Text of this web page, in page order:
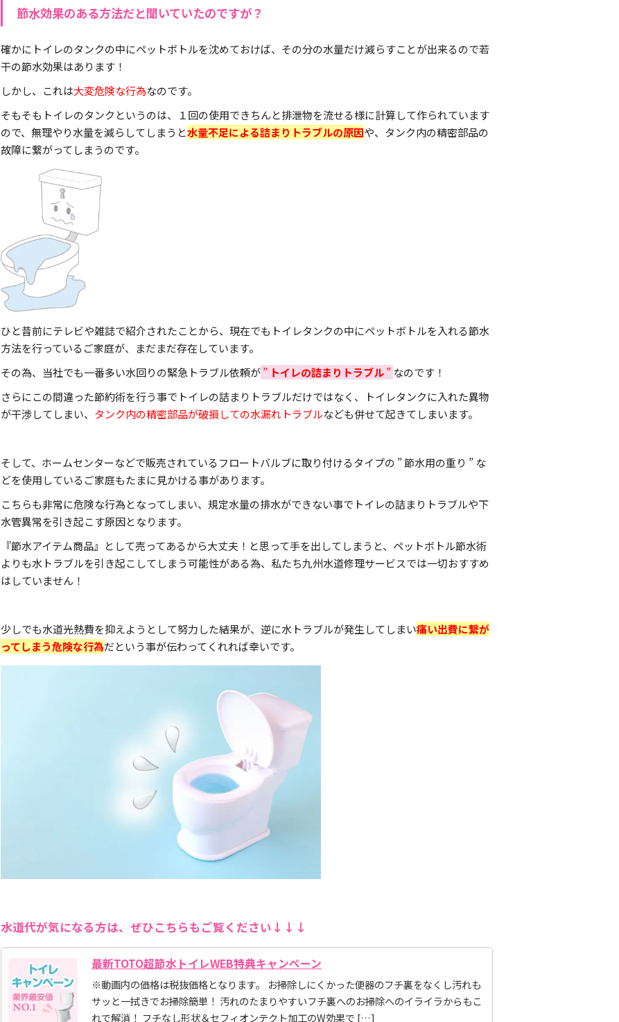
節水効果のある方法だと聞いていたのですが？
確かにトイレのタンクの中にペットボトルを沈めておけば、その分の水量だけ減らすことが出来るので若
干の節水効果はあります！
しかし、これは大変危険な行為なのです。
そもそもトイレのタンクというのは、１回の使用できちんと排泄物を流せる様に計算して作られています
ので、無理やり水量を減らしてしまうと水量不足による詰まりトラブルの原因や、タンク内の精密部品の
故障に繋がってしまうのです。
ひと昔前にテレビや雑誌で紹介されたことから、現在でもトイレタンクの中にペットボトルを入れる節水
方法を行っているご家庭が、まだまだ存在しています。
その為、当社でも一番多い水回りの緊急トラブル依頼が” トイレの詰まりトラブル” なのです！
さらにこの間違った節約術を行う事でトイレの詰まりトラブルだけではなく、トイレタンクに入れた異物
が干渉してしまい、 タンク内の精密部品が破損しての水漏れトラブルなども併せて起きてしまいます。
そして、ホームセンターなどで販売されているフロートバルブに取り付けるタイプの ” 節水用の重り ” な
どを使用しているご家庭もたまに見かける事があります。
こちらも非常に危険な行為となってしまい、規定水量の排水ができない事でトイレの詰まりトラブルや下
水管異常を引き起こす原因となります。
『節水アイテム商品』として売ってあるから大丈夫！と思って手を出してしまうと、ペットボトル節水術
よりも水トラブルを引き起こしてしまう可能性がある為、私たち九州水道修理サービスでは一切おすすめ
はしていません！
少しでも水道光熱費を抑えようとして努力した結果が、逆に水トラブルが発生してしまい痛い出費に繋が
ってしまう危険な行為だという事が伝わってくれれば幸いです。
水道代が気になる方は、ぜひこちらもご覧ください↓↓↓
最新TOTO超節水トイレWEB特典キャンペーン
※動画内の価格は税抜価格となります。 お掃除しにくかった便器のフチ裏をなくし汚れも
サッと一拭きでお掃除簡単！ 汚れのたまりやすいフチ裏へのお掃除へのイライラからもこ
れで解消！ フチなし形状＆セフィオンテクト加工のW効果で […]